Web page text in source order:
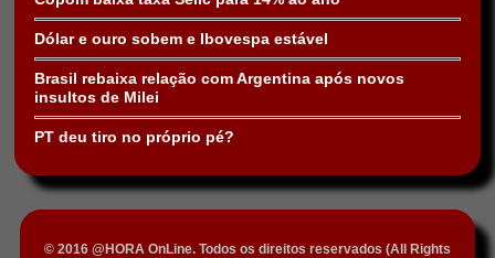
Dólar e ouro sobem e Ibovespa estável
Brasil rebaixa relação com Argentina após novos
insultos de Milei
PT deu tiro no próprio pé?
© 2016 @HORA OnLine. Todos os direitos reservados (All Rights